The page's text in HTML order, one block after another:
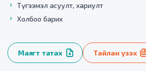
Түгээмэл асуулт, хариулт
Холбоо барих
Маягт татах Тайлан үзэх